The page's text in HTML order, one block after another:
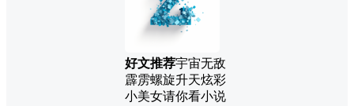
好文推荐宇宙无敌
霹雳螺旋升天炫彩
小美女请你看小说